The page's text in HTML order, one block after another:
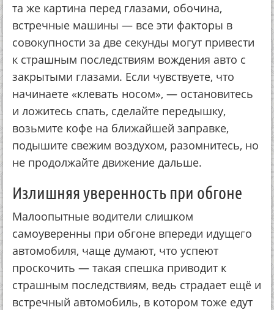
та же картина перед глазами, обочина,
встречные машины — все эти факторы в
совокупности за две секунды могут привести
к страшным последствиям вождения авто с
закрытыми глазами. Если чувствуете, что
начинаете «клевать носом», — остановитесь
и ложитесь спать, сделайте передышку,
возьмите кофе на ближайшей заправке,
подышите свежим воздухом, разомнитесь, но
не продолжайте движение дальше.
Излишняя уверенность при обгоне
Малоопытные водители слишком
самоуверенны при обгоне впереди идущего
автомобиля, чаще думают, что успеют
проскочить — такая спешка приводит к
страшным последствиям, ведь страдает ещё и
встречный автомобиль, в котором тоже едут